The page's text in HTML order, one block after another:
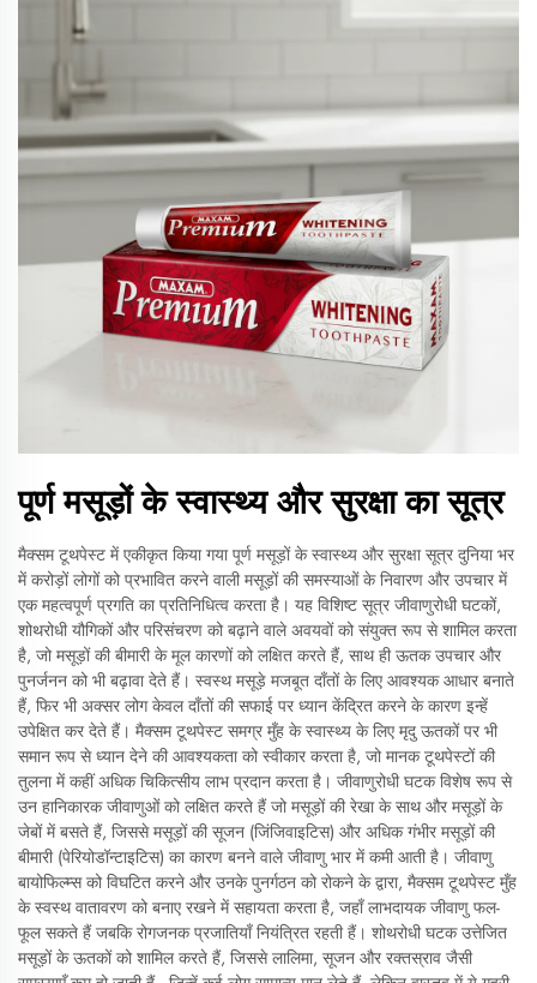
पूर्ण मसूड़ों के स्वास्थ्य और सुरक्षा का सूत्र
मैक्सम टूथपेस्ट में एकीकृत किया गया पूर्ण मसूड़ों के स्वास्थ्य और सुरक्षा सूत्र दुनिया भर
में करोड़ों लोगों को प्रभावित करने वाली मसूड़ों की समस्याओं के निवारण और उपचार में
एक महत्वपूर्ण प्रगति का प्रतिनिधित्व करता है। यह विशिष्ट सूत्र जीवाणुरोधी घटकों,
शोथरोधी यौगिकों और परिसंचरण को बढ़ाने वाले अवयवों को संयुक्त रूप से शामिल करता
है, जो मसूड़ों की बीमारी के मूल कारणों को लक्षित करते हैं, साथ ही ऊतक उपचार और
पुनर्जनन को भी बढ़ावा देते हैं। स्वस्थ मसूड़े मजबूत दाँतों के लिए आवश्यक आधार बनाते
हैं, फिर भी अक्सर लोग केवल दाँतों की सफाई पर ध्यान केंद्रित करने के कारण इन्हें
उपेक्षित कर देते हैं। मैक्सम टूथपेस्ट समग्र मुँह के स्वास्थ्य के लिए मृदु ऊतकों पर भी
समान रूप से ध्यान देने की आवश्यकता को स्वीकार करता है, जो मानक टूथपेस्टों की
तुलना में कहीं अधिक चिकित्सीय लाभ प्रदान करता है। जीवाणुरोधी घटक विशेष रूप से
उन हानिकारक जीवाणुओं को लक्षित करते हैं जो मसूड़ों की रेखा के साथ और मसूड़ों के
जेबों में बसते हैं, जिससे मसूड़ों की सूजन (जिंजिवाइटिस) और अधिक गंभीर मसूड़ों की
बीमारी (पेरियोडॉन्टाइटिस) का कारण बनने वाले जीवाणु भार में कमी आती है। जीवाणु
बायोफिल्म्स को विघटित करने और उनके पुनर्गठन को रोकने के द्वारा, मैक्सम टूथपेस्ट मुँह
के स्वस्थ वातावरण को बनाए रखने में सहायता करता है, जहाँ लाभदायक जीवाणु फल-
फूल सकते हैं जबकि रोगजनक प्रजातियाँ नियंत्रित रहती हैं। शोथरोधी घटक उत्तेजित
मसूड़ों के ऊतकों को शामिल करते हैं, जिससे लालिमा, सूजन और रक्तस्राव जैसी